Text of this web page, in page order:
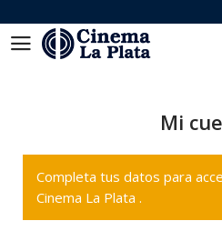
Mi
Completa tus datos para
Cinema La Plata .